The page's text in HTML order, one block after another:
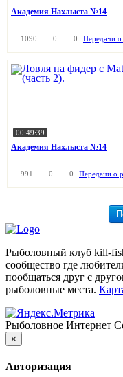
Академия Нахлыста №14
1090 0 0 Передачи о
00:49:39
Академия Нахлыста №14
991 0 0 Передачи о
Рыболовный клуб kill-
сообщество где
пообщаться друг с
рыболовные места.
Рыболовное Интернет
×
Авторизация